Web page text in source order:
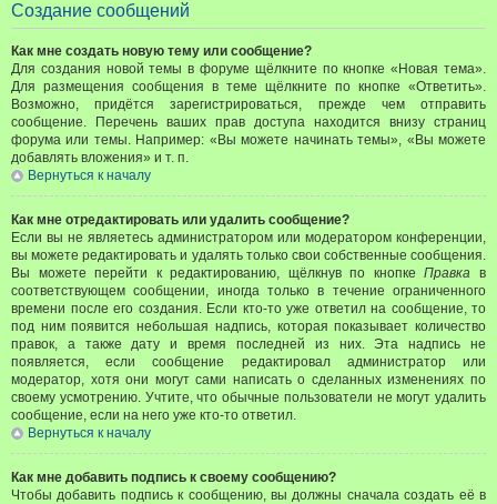
Создание сообщений
Как мне создать новую тему или сообщение?
Для создания новой темы в форуме щёлкните по кнопке «Новая тема».
Для размещения сообщения в теме щёлкните по кнопке «Ответить».
Возможно, придётся зарегистрироваться, прежде чем отправить
сообщение. Перечень ваших прав доступа находится внизу страниц
форума или темы. Например: «Вы можете начинать темы», «Вы можете
добавлять вложения» и т. п.
Вернуться к началу
Как мне отредактировать или удалить сообщение?
Если вы не являетесь администратором или модератором конференции,
вы можете редактировать и удалять только свои собственные сообщения.
Вы можете перейти к редактированию, щёлкнув по кнопкеПравка в
соответствующем сообщении, иногда только в течение ограниченного
времени после его создания. Если кто-то уже ответил на сообщение, то
под ним появится небольшая надпись, которая показывает количество
правок, а также дату и время последней из них. Эта надпись не
появляется, если сообщение редактировал администратор или
модератор, хотя они могут сами написать о сделанных изменениях по
своему усмотрению. Учтите, что обычные пользователи не могут удалить
сообщение, если на него уже кто-то ответил.
Вернуться к началу
Как мне добавить подпись к своему сообщению?
Чтобы добавить подпись к сообщению, вы должны сначала создать её в